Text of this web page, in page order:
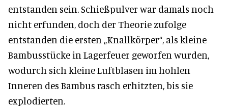
entstanden sein. Schießpulver war damals noch
nicht erfunden, doch der Theorie zufolge
entstanden die ersten „Knallkörper“, als kleine
Bambusstücke in Lagerfeuer geworfen wurden,
wodurch sich kleine Luftblasen im hohlen
Inneren des Bambus rasch erhitzten, bis sie
explodierten.